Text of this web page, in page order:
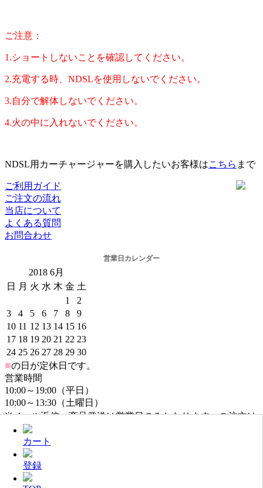
カート
登録
ご注意：
1.ショートしないことを確認してください。
2.充電する時、NDSLを使用しないでください。
3.自分で解体しないでください。
4.火の中に入れないでください。
NDSL用カーチャージャーを購入したいお客様はこちら まで
ご利用ガイド
ご注文の流れ
当店について
よくある質問
お問合わせ
営業日カレンダー
2018 6月
日
月 火 水 木 金 土
1
2
3
4 5 6 7 8
9
10 11 12 13 14 15 16
17 18 19 20 21 22 23
24 25 26 27 28 29 30
■の日が定休日です。
営業時間
10:00～19:00（平日）
10:00～13:30（土曜日）
※メール返信・商品発送は営業日のみとなります。ご注文は
年中無休でお受けしております。